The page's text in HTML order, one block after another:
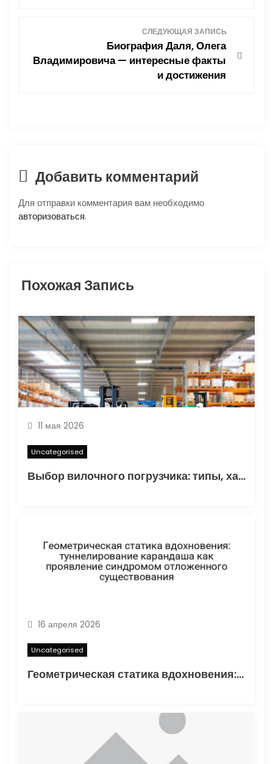
я
п
о
а
и
с
я
м
СЛЕДУЮЩАЯ ЗАПИСЬ
Биография Даля, Олега
Владимировича — интересные факты
и достижения
Добавить комментарий
Для отправки комментария вам необходимо
авторизоваться.
Похожая Запись
11 мая 2026
Uncategorised
Выбор вилочного погрузчика: типы, характеристики и области применения
16 апреля 2026
Uncategorised
Геометрическая статика вдохновения: туннелирование карандаша как проявление синдромом отложенного существования